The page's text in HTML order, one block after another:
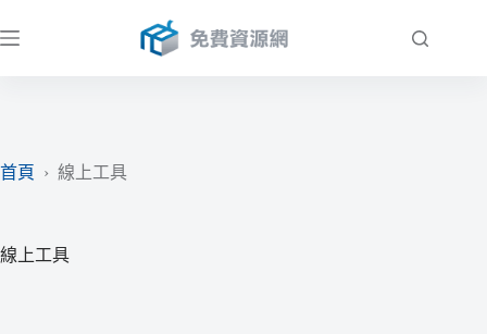
至
首頁
› 線上工具
線上工具